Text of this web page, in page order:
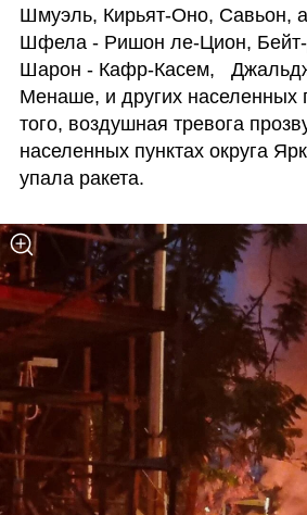
Шмуэль, Кирьят-Оно, Савьон,
Шфела - Ришон ле-Цион, Бейт-
Шарон - Кафр-Касем,
Менаше, и других населенных
того, воздушная тревога
населенных пунктах округа
упала ракета.